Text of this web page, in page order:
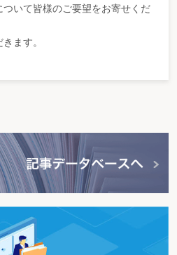
いて皆様のご要望をお寄せくだ
ます。